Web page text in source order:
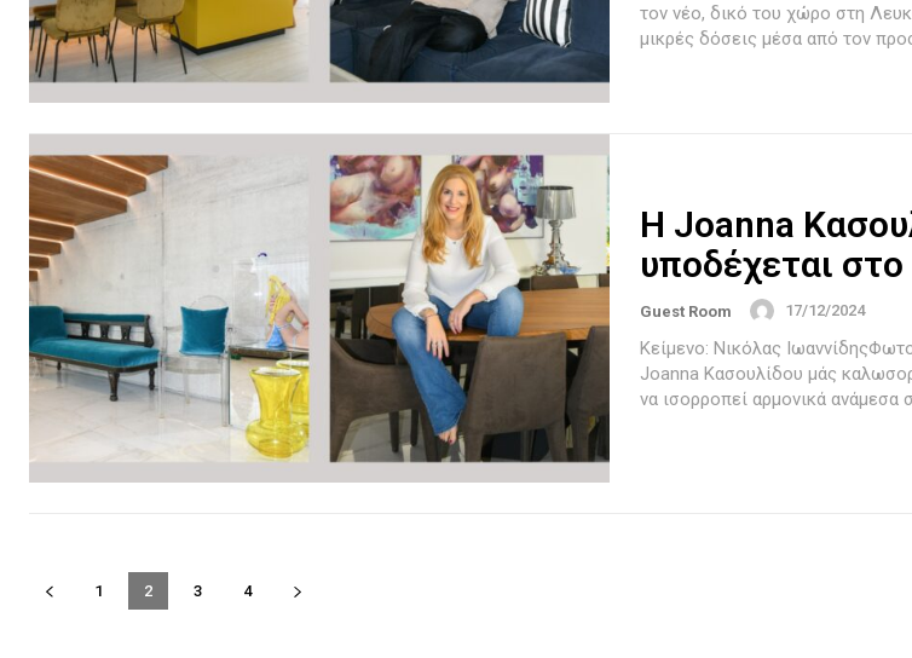
τον νέο, δικό του χώρο στη
μικρές δόσεις μέσα από τον
H Joanna
υποδέχεται στο
Guest Room 17/12/2024
Κείμενο: Νικόλας
Joanna Κασουλίδου μάς
να ισορροπεί αρμονικά ανάμεσα
1 2 3 4